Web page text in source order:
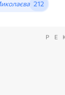
212